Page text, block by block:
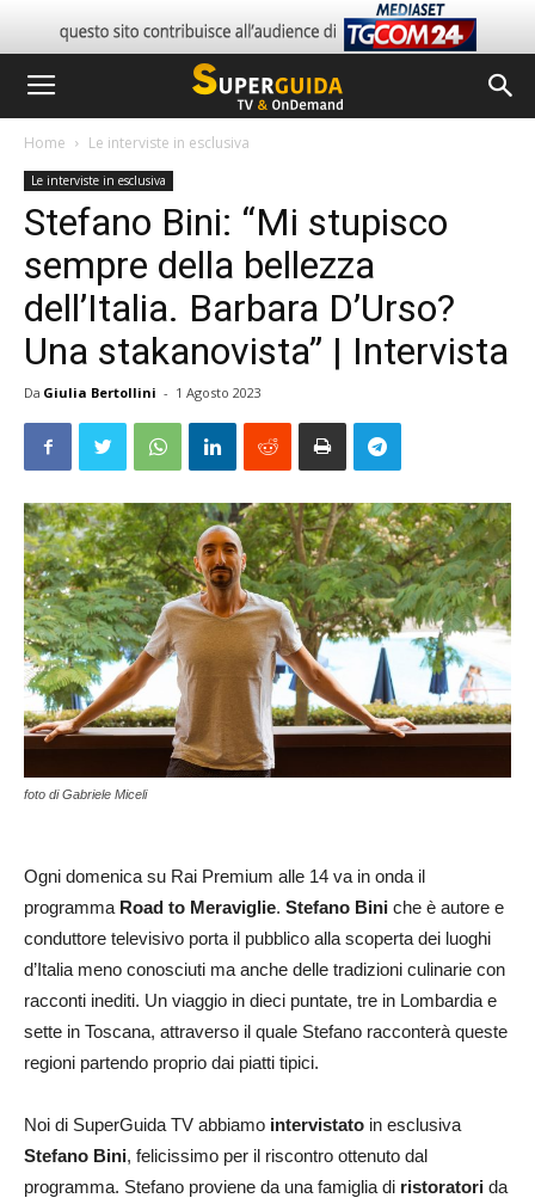
Home Le interviste in esclusiva
Le interviste in esclusiva
Stefano Bini: “Mi stupisco
sempre della bellezza
dell’Italia. Barbara D’Urso?
Una stakanovista” | Intervista
Da Giulia Bertollini - 1 Agosto 2023
foto di Gabriele Miceli
Ogni domenica su Rai Premium alle 14 va in onda il
programma Road to Meraviglie. Stefano Bini che è autore e
conduttore televisivo porta il pubblico alla scoperta dei luoghi
d’Italia meno conosciuti ma anche delle tradizioni culinarie con
racconti inediti. Un viaggio in dieci puntate, tre in Lombardia e
sette in Toscana, attraverso il quale Stefano racconterà queste
regioni partendo proprio dai piatti tipici.
Noi di SuperGuida TV abbiamo intervistato in esclusiva
Stefano Bini, felicissimo per il riscontro ottenuto dal
programma. Stefano proviene da una famiglia di ristoratori da